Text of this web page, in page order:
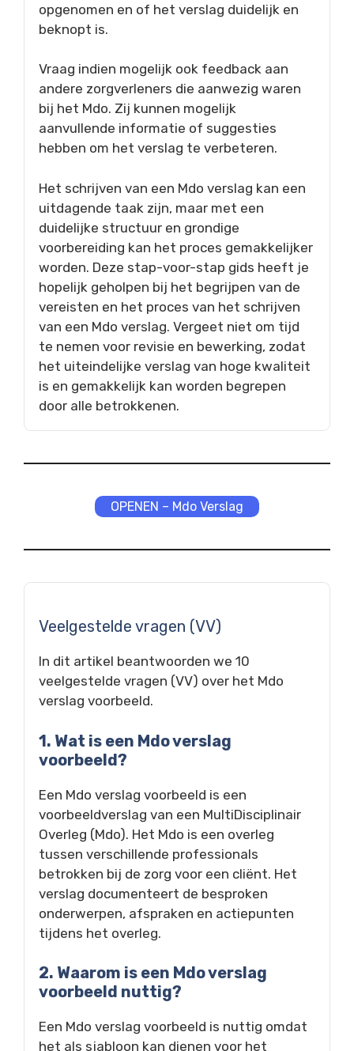
opgenomen en of het verslag duidelijk en
beknopt is.
Vraag indien mogelijk ook feedback aan
andere zorgverleners die aanwezig waren
bij het Mdo. Zij kunnen mogelijk
aanvullende informatie of suggesties
hebben om het verslag te verbeteren.
Het schrijven van een Mdo verslag kan een
uitdagende taak zijn, maar met een
duidelijke structuur en grondige
voorbereiding kan het proces gemakkelijker
worden. Deze stap-voor-stap gids heeft je
hopelijk geholpen bij het begrijpen van de
vereisten en het proces van het schrijven
van een Mdo verslag. Vergeet niet om tijd
te nemen voor revisie en bewerking, zodat
het uiteindelijke verslag van hoge kwaliteit
is en gemakkelijk kan worden begrepen
door alle betrokkenen.
OPENEN – Mdo Verslag
Veelgestelde vragen (VV)
In dit artikel beantwoorden we 10
veelgestelde vragen (VV) over het Mdo
verslag voorbeeld.
1. Wat is een Mdo verslag
voorbeeld?
Een Mdo verslag voorbeeld is een
voorbeeldverslag van een MultiDisciplinair
Overleg (Mdo). Het Mdo is een overleg
tussen verschillende professionals
betrokken bij de zorg voor een cliënt. Het
verslag documenteert de besproken
onderwerpen, afspraken en actiepunten
tijdens het overleg.
2. Waarom is een Mdo verslag
voorbeeld nuttig?
Een Mdo verslag voorbeeld is nuttig omdat
het als sjabloon kan dienen voor het